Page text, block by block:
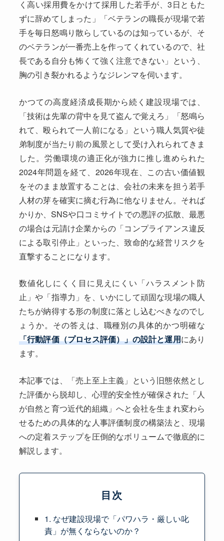
く高い採用費をかけて採用した若手が、3日ともた
ずに辞めてしまった」「ベテランの職長が現場で若
手を毎日怒鳴り散らしているのは知っているが、そ
のベテランが一番売上を作ってくれているので、社
長である自分も怖くて強く注意できない」という、
胸の引き裂かれるようなジレンマを伺います。
かつての高度経済成長期から続く建設現場では、
「技術は先輩の背中を見て盗んで覚えろ」「怒鳴ら
れて、殴られて一人前になる」という職人気質や徒
弟制度が当たり前の風景として受け入れられてきま
した。労働環境の適正化が強力に推し進められた
2024年問題を経て、2026年現在、この古い価値観
をそのまま放置することは、会社の未来を担う若手
人材の芽を確実に摘む行為に他なりません。それば
かりか、SNSや口コミサイトでの悪評の拡散、最悪
の場合は元請け企業からの「コンプライアンス違反
による取引停止」といった、致命的な経営リスクを
直撃することになります。
数値化しにくく目に見えにくい「ハラスメント防
止」や「指導力」を、いかにして頑固な現場の職人
たちが納得する形の制度に落とし込むべきなのでし
ょうか。その答えは、職種別の具体的かつ明確な
「行動評価（プロセス評価）」の設計と運用にあり
ます。
本記事では、「売上至上主義」という旧態依然とし
た評価から脱却し、心理的安全性が確保された「人
が自然と育つ近代的組織」へと会社を生まれ変わら
せるための具体的な人事評価制度の構築法と、現場
への定着ステップを圧倒的なボリュームで徹底的に
解説します。
目次
1. なぜ建設現場で「パワハラ・厳しい叱
責」が無くならないのか？